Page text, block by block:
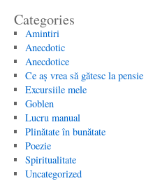
Categories
Amintiri
Anecdotic
Anecdotice
Ce aș vrea să gătesc la pensie
Excursiile mele
Goblen
Lucru manual
Plinătate în bunătate
Poezie
Spiritualitate
Uncategorized